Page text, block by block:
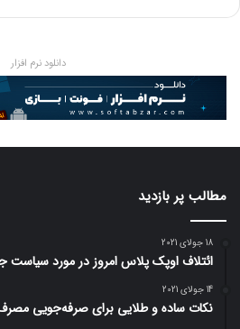
دانلود نرم افزار
مطالب پر بازدید
18 جولای 2021
ائتلاف اوپک پلاس امروز در مورد سیاست
14 جولای 2021
نکات ساده و طلایی برای صرفه‌جویی